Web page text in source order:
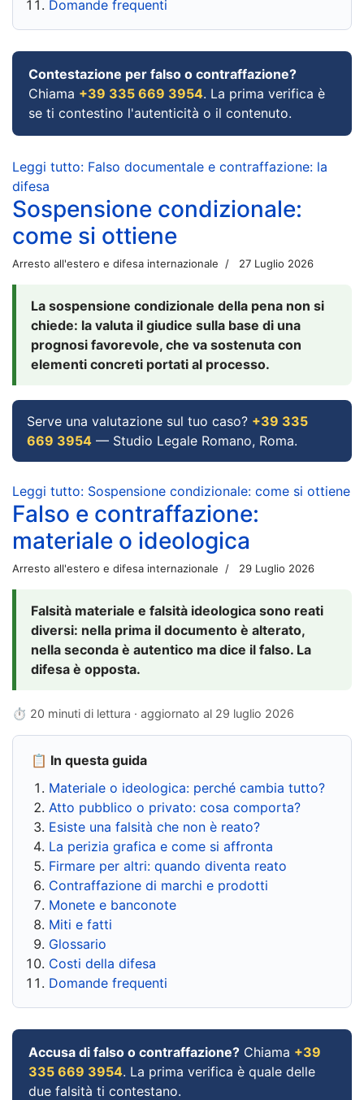
Domande frequenti
Contestazione per falso o contraffazione?
Chiama +39 335 669 3954. La prima verifica è
se ti contestino l'autenticità o il contenuto.
Leggi tutto: Falso documentale e contraffazione: la
difesa
Sospensione condizionale:
come si ottiene
Arresto all'estero e difesa internazionale 27 Luglio 2026
La sospensione condizionale della pena non si
chiede: la valuta il giudice sulla base di una
prognosi favorevole, che va sostenuta con
elementi concreti portati al processo.
Serve una valutazione sul tuo caso? +39 335
669 3954 — Studio Legale Romano, Roma.
Leggi tutto: Sospensione condizionale: come si ottiene
Falso e contraffazione:
materiale o ideologica
Arresto all'estero e difesa internazionale 29 Luglio 2026
Falsità materiale e falsità ideologica sono reati
diversi: nella prima il documento è alterato,
nella seconda è autentico ma dice il falso. La
difesa è opposta.
⏱ 20 minuti di lettura · aggiornato al 29 luglio 2026
📋 In questa guida
Materiale o ideologica: perché cambia tutto?
Atto pubblico o privato: cosa comporta?
Esiste una falsità che non è reato?
La perizia grafica e come si affronta
Firmare per altri: quando diventa reato
Contraffazione di marchi e prodotti
Monete e banconote
Miti e fatti
Glossario
Costi della difesa
Domande frequenti
Accusa di falso o contraffazione? Chiama +39
335 669 3954. La prima verifica è quale delle
due falsità ti contestano.